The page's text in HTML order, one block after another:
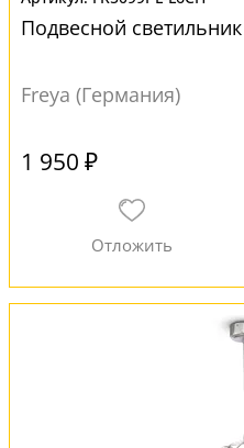
Подвесной
Freya (Германия)
1 950 ₽